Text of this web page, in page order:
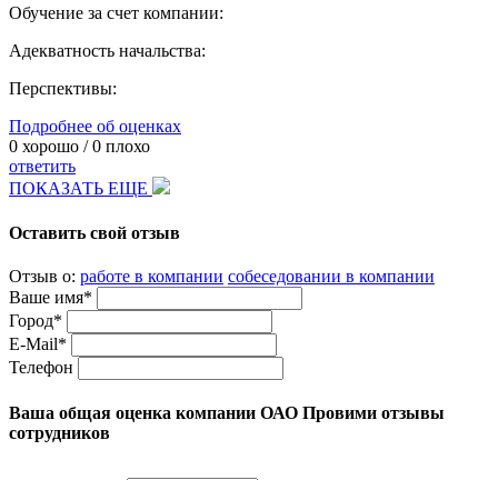
Обучение за счет компании:
Адекватность начальства:
Перспективы:
Подробнее об оценках
0 хорошо /0 плохо
ответить
ПОКАЗАТЬ ЕЩЕ
Оставить свой отзыв
Отзыв о: работе в компании собеседовании в компании
Ваше имя*
Город*
E-Mail*
Телефон
Ваша общая оценка компании ОАО Провими отзывы
сотрудников